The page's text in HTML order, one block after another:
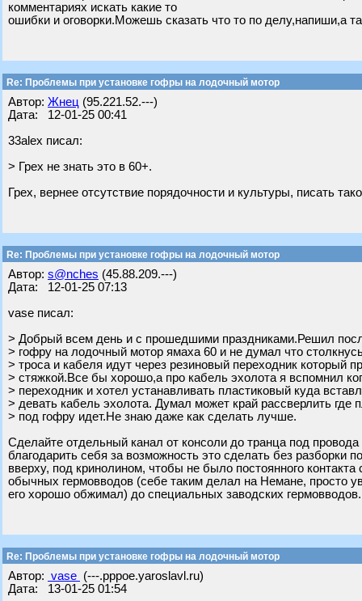
комментариях искать какие то
ошибки и оговорки.Можешь сказать что то по делу,напиши,а
Re: Проблемы при установке гофры на лодочный мотор
Автор: Жнец (95.221.52.---)
Дата: 12-01-25 00:41
33alex писал:
> Грех не знать это в 60+.
Грех, вернее отсутствие порядочности и культуры, писать
Re: Проблемы при установке гофры на лодочный мотор
Автор: s@nches (45.88.209.---)
Дата: 12-01-25 07:13
vase писал:
> Добрый всем день и с прошедшими праздниками.Решил
> гофру на лодочный мотор ямаха 60 и не думал что
> троса и кабеля идут через резиновый переходник который
> стяжкой.Все бы хорошо,а про кабель эхолота я вспомнил
> переходник и хотел устанавливать пластиковый куда
> девать кабель эхолота. Думал может край рассверлить где
> под гофру идет.Не знаю даже как сделать лучше.
Сделайте отдельный канал от консоли до транца под
благодарить себя за возможность это сделать без разборки
вверху, под кринолином, чтобы не было постоянного
обычных гермовводов (себе таким делал на Немане, просто
его хорошо обжимал) до специальных заводских гермовводов.
Re: Проблемы при установке гофры на лодочный мотор
Автор: vase (---.pppoe.yaroslavl.ru)
Дата: 13-01-25 01:54